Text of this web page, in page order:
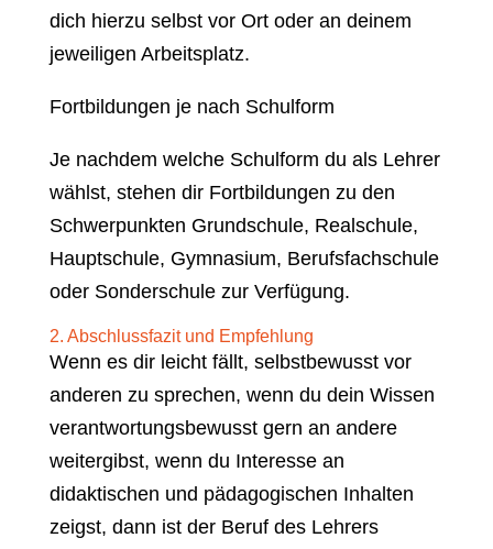
dich hierzu selbst vor Ort oder an deinem
jeweiligen Arbeitsplatz.
Fortbildungen je nach Schulform
Je nachdem welche Schulform du als Lehrer
wählst, stehen dir Fortbildungen zu den
Schwerpunkten Grundschule, Realschule,
Hauptschule, Gymnasium, Berufsfachschule
oder Sonderschule zur Verfügung.
2. Abschlussfazit und Empfehlung
Wenn es dir leicht fällt, selbstbewusst vor
anderen zu sprechen, wenn du dein Wissen
verantwortungsbewusst gern an andere
weitergibst, wenn du Interesse an
didaktischen und pädagogischen Inhalten
zeigst, dann ist der Beruf des Lehrers